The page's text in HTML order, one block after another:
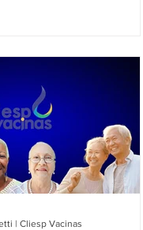
| Cliesp Vacinas